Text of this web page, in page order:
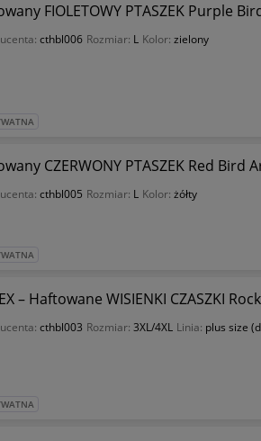
FIOLETOWY PTASZEK Purple
cthbl006 Rozmiar: L Kolor: zielony
CZERWONY PTASZEK Red Bird
cthbl005 Rozmiar: L Kolor: żółty
– Haftowane WISIENKI CZASZKI
cthbl003 Rozmiar: 3XL/4XL Linia: plus size